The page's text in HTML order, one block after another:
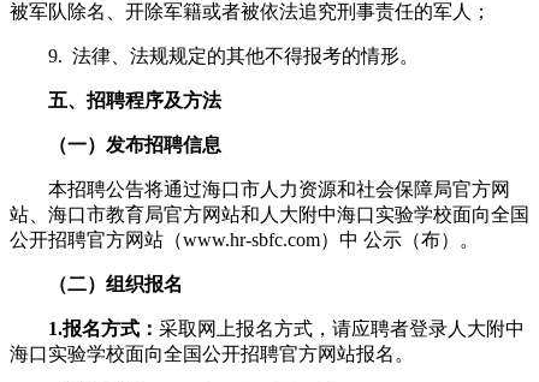
被军队除名、开除军籍或者被依法追究刑事责任的军人；
9. 法律、法规规定的其他不得报考的情形。
五、招聘程序及方法
（一）发布招聘信息
本招聘公告将通过海口市人力资源和社会保障局官方网
站、海口市教育局官方网站和人大附中海口实验学校面向全国
公开招聘官方网站（www.hr-sbfc.com）中 公示（布）。
（二）组织报名
1.报名方式： 采取网上报名方式，请应聘者登录人大附中
海口实验学校面向全国公开招聘官方网站报名。